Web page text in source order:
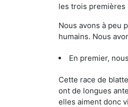
les trois premières
Nous avons à peu
humains. Nous
En premier,
Cette race de
ont de longues
elles aiment donc